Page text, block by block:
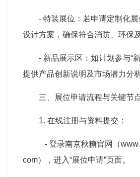
- 特装展位：若申请定制化
设计方案，确保符合消防、环保
- 新品展示区：如计划参与“
提供产品创新说明及市场潜力分
三、展位申请流程与关键节
1. 在线注册与资料提交：
- 登录南京秋糖官网（
com），进入“展位申请”页面。